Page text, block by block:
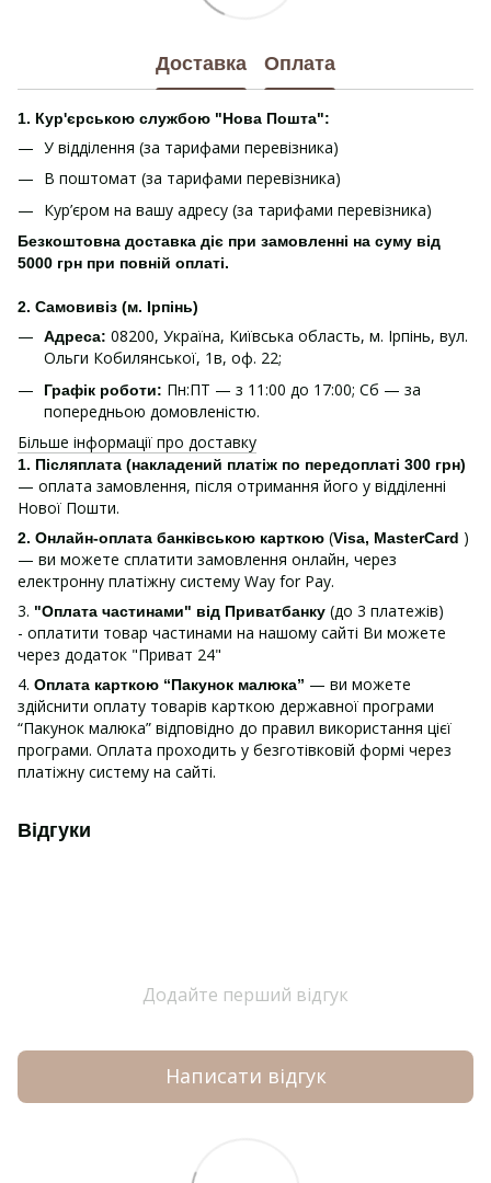
Доставка Оплата
1. Кур'єрською службою "Нова Пошта":
У відділення (за тарифами перевізника)
В поштомат (за тарифами перевізника)
Кур’єром на вашу адресу (за тарифами перевізника)
Безкоштовна доставка діє при замовленні на суму від
5000 грн при повній оплаті.
2. Самовивіз (м. Ірпінь)
Адреса: 08200, Україна, Київська область, м. Ірпінь, вул.
Ольги Кобилянської, 1в, оф. 22;
Графік роботи: Пн:ПТ — з 11:00 до 17:00; Сб — за
попередньою домовленістю.
Більше інформації про доставку
1. Післяплата (накладений платіж по передоплаті 300 грн)
— оплата замовлення, після отримання його у відділенні
Нової Пошти.
2. Онлайн-оплата банківською карткою (Visa, MasterCard )
— ви можете сплатити замовлення онлайн, через
електронну платіжну систему Way for Pay.
3. "Оплата частинами" від Приватбанку (до 3 платежів)
- оплатити товар частинами на нашому сайті Ви можете
через додаток "Приват 24"
4. Оплата карткою “Пакунок малюка” — ви можете
здійснити оплату товарів карткою державної програми
“Пакунок малюка” відповідно до правил використання цієї
програми. Оплата проходить у безготівковій формі через
платіжну систему на сайті.
Відгуки
Додайте перший відгук
Написати відгук